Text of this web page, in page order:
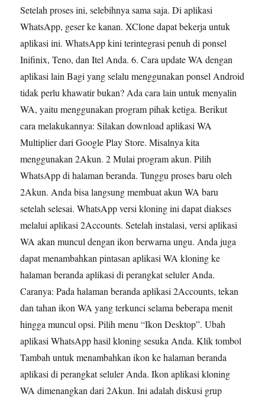
Setelah proses ini, selebihnya sama saja. Di aplikasi
WhatsApp, geser ke kanan. XClone dapat bekerja untuk
aplikasi ini. WhatsApp kini terintegrasi penuh di ponsel
Inifinix, Teno, dan Itel Anda. 6. Cara update WA dengan
aplikasi lain Bagi yang selalu menggunakan ponsel Android
tidak perlu khawatir bukan? Ada cara lain untuk menyalin
WA, yaitu menggunakan program pihak ketiga. Berikut
cara melakukannya: Silakan download aplikasi WA
Multiplier dari Google Play Store. Misalnya kita
menggunakan 2Akun. 2 Mulai program akun. Pilih
WhatsApp di halaman beranda. Tunggu proses baru oleh
2Akun. Anda bisa langsung membuat akun WA baru
setelah selesai. WhatsApp versi kloning ini dapat diakses
melalui aplikasi 2Accounts. Setelah instalasi, versi aplikasi
WA akan muncul dengan ikon berwarna ungu. Anda juga
dapat menambahkan pintasan aplikasi WA kloning ke
halaman beranda aplikasi di perangkat seluler Anda.
Caranya: Pada halaman beranda aplikasi 2Accounts, tekan
dan tahan ikon WA yang terkunci selama beberapa menit
hingga muncul opsi. Pilih menu “Ikon Desktop”. Ubah
aplikasi WhatsApp hasil kloning sesuka Anda. Klik tombol
Tambah untuk menambahkan ikon ke halaman beranda
aplikasi di perangkat seluler Anda. Ikon aplikasi kloning
WA dimenangkan dari 2Akun. Ini adalah diskusi grup